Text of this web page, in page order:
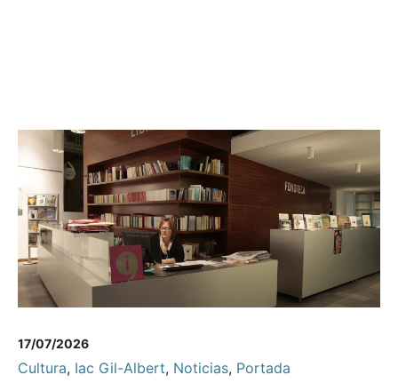
17/07/2026
Cultura, Iac Gil-Albert, Noticias, Portada